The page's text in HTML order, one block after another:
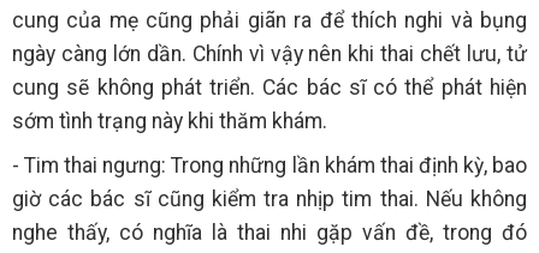
cung của mẹ cũng phải giãn ra để thích nghi và bụng
ngày càng lớn dần. Chính vì vậy nên khi thai chết lưu, tử
cung sẽ không phát triển. Các bác sĩ có thể phát hiện
sớm tình trạng này khi thăm khám.
- Tim thai ngưng: Trong những lần khám thai định kỳ, bao
giờ các bác sĩ cũng kiểm tra nhịp tim thai. Nếu không
nghe thấy, có nghĩa là thai nhi gặp vấn đề, trong đó